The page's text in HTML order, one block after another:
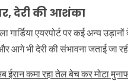
देरी की आशंका
गार्डिया एयरपोर्ट पर कई अन्य
आगे भी देरी की संभावना जताई जा
ईरान कमा रहा तेल बेच कर मोटा